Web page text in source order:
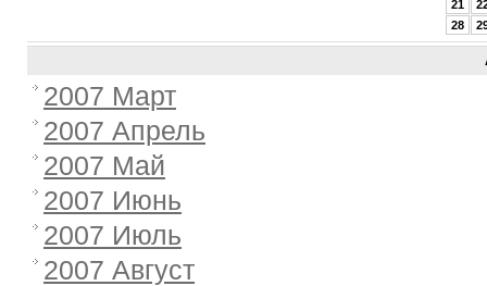
21
28
2007 Март
2007 Апрель
2007 Май
2007 Июнь
2007 Июль
2007 Август